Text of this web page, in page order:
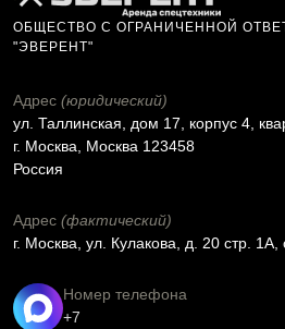
ОБЩЕСТВО С ОГРАНИЧЕННОЙ
"ЭВЕРЕНТ"
Адрес (юридический)
ул. Таллинская, дом 17, корпус 4,
г. Москва, Москва 123458
Россия
Адрес (фактический)
г. Москва, ул. Кулакова, д. 20 стр.
Номер телефона
+7